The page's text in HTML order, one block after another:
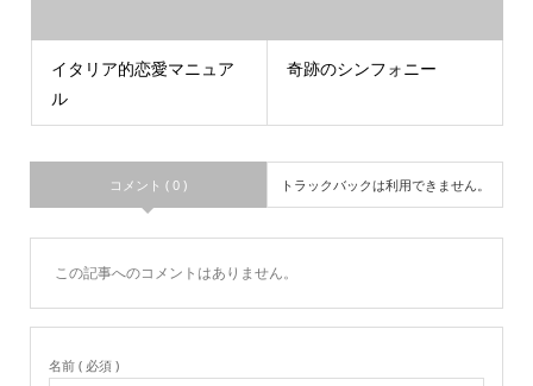
イタリア的恋愛マニュア
ル
奇跡のシンフォニー
コメント ( 0 ) トラックバックは利用できません。
この記事へのコメントはありません。
名前 ( 必須 )